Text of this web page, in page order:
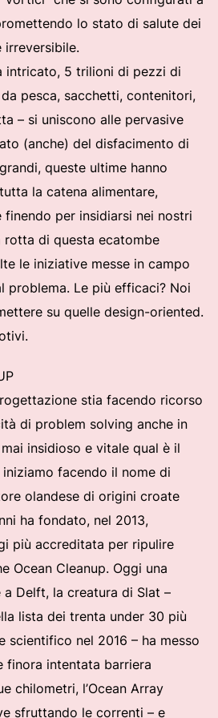
lo stato di salute dei
irreversibile.
intricato, 5 trilioni di pezzi di
pesca, sacchetti, contenitori,
– si uniscono alle pervasive
(anche) del disfacimento di
queste ultime hanno
la catena alimentare,
finendo per insidiarsi nei nostri
di questa ecatombe
le iniziative messe in campo
problema. Le più efficaci? Noi
su quelle design-oriented.
stia facendo ricorso
di problem solving anche in
insidioso e vitale qual è il
facendo il nome di
olandese di origini croate
ha fondato, nel 2013,
più accreditata per ripulire
Ocean Cleanup. Oggi una
Delft, la creatura di Slat –
lista dei trenta under 30 più
scientifico nel 2016 – ha messo
finora intentata barriera
chilometri, l’Ocean Array
sfruttando le correnti – e